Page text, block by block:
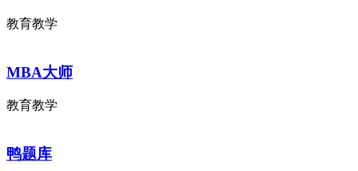
教育教学
MBA大师
教育教学
鸭题库